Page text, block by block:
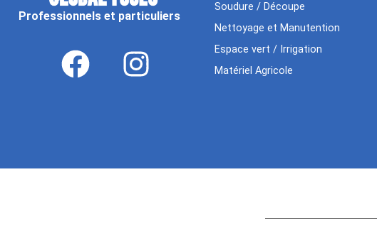
Professionnels et particuliers
Soudure / Découpe
Nettoyage et Manutention
Espace vert / Irrigation
Matériel Agricole